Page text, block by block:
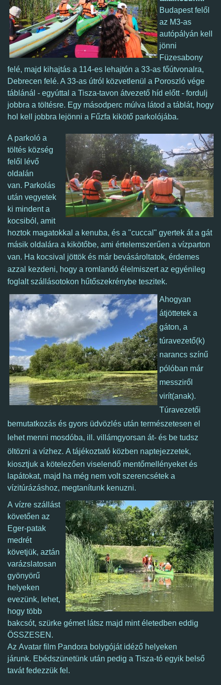
Budapest felől
az M3-as
autópályán kell
jönni
Füzesabony
felé, majd kihajtás a 114-es lehajtón a 33-as főútvonalra,
Debrecen felé. A 33-as útról közvetlenül a Poroszló vége
táblánál - egyúttal a Tisza-tavon átvezető híd előtt - fordulj
jobbra a töltésre. Egy másodperc múlva látod a táblát, hogy
hol kell jobbra lejönni a Fűzfa kikötő parkolójába.
A parkoló a
töltés község
felől lévő
oldalán
van. Parkolás
után vegyetek
ki mindent a
kocsiból, amit
hoztok magatokkal a kenuba, és a "cuccal" gyertek át a gát
másik oldalára a kikötőbe, ami értelemszerűen a vízparton
van. Ha kocsival jöttök és már bevásároltatok, érdemes
azzal kezdeni, hogy a romlandó élelmiszert az egyénileg
foglalt szállásotokon hűtőszekrénybe teszitek.
Ahogyan
átjöttetek a
gáton, a
túravezető(k)
narancs színű
pólóban már
messziről
virít(anak).
Túravezetői
bemutatkozás és gyors üdvözlés után természetesen el
lehet menni mosdóba, ill. villámgyorsan át- és be tudsz
öltözni a vízhez. A tájékoztató közben naptejezzetek,
kiosztjuk a kötelezően viselendő mentőmellényeket és
lapátokat, majd ha még nem volt szerencsétek a
vízitúrázáshoz, megtanítunk kenuzni.
A vízre szállást
követően az
Eger-patak
medrét
követjük, aztán
varázslatosan
gyönyörű
helyeken
evezünk, lehet,
hogy több
bakcsót, szürke gémet látsz majd mint életedben eddig
ÖSSZESEN.
Az Avatar film Pandora bolygóját idéző helyeken
járunk. Ebédszünetünk után pedig a Tisza-tó egyik belső
tavát fedezzük fel.